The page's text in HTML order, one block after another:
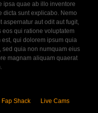
ipsa quae ab illo inventore
dicta sunt explicabo. Nemo
aspernatur aut odit aut fugit,
qui ratione voluptatem
qui dolorem ipsum quia
sed quia non numquam eius
magnam aliquam quaerat
Fap Shack Live Cams